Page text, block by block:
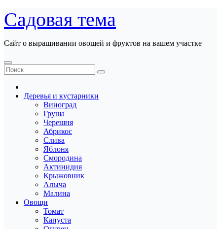
Перейти
к
содержанию
Садовая тема
Сайт о выращивании овощей и фруктов на вашем участке
Деревья и кустарники
Виноград
Груша
Черешня
Абрикос
Слива
Яблоня
Смородина
Актинидия
Крыжовник
Алыча
Малина
Овощи
Томат
Капуста